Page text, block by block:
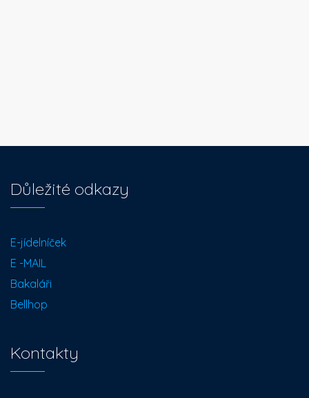
Důležité odkazy
E-jídelníček
E -MAIL
Bakaláři
Bellhop
Kontakty